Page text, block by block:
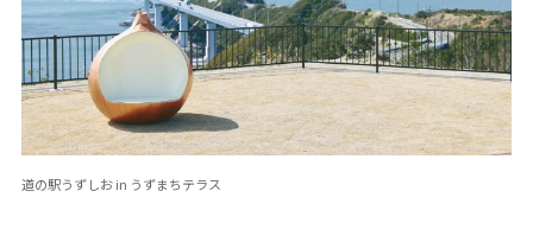
道の駅うずしお in うずまちテラス